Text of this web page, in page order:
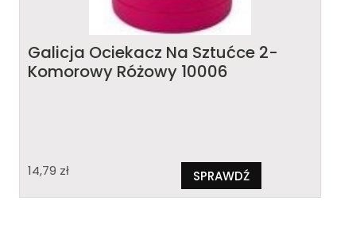
Galicja Ociekacz Na Sztućce 2-
Komorowy Różowy 10006
14,79 zł SPRAWDŹ